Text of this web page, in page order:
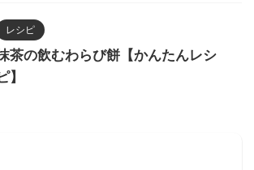
レシピ
茶の飲むわらび餅【かんたんレシ
】